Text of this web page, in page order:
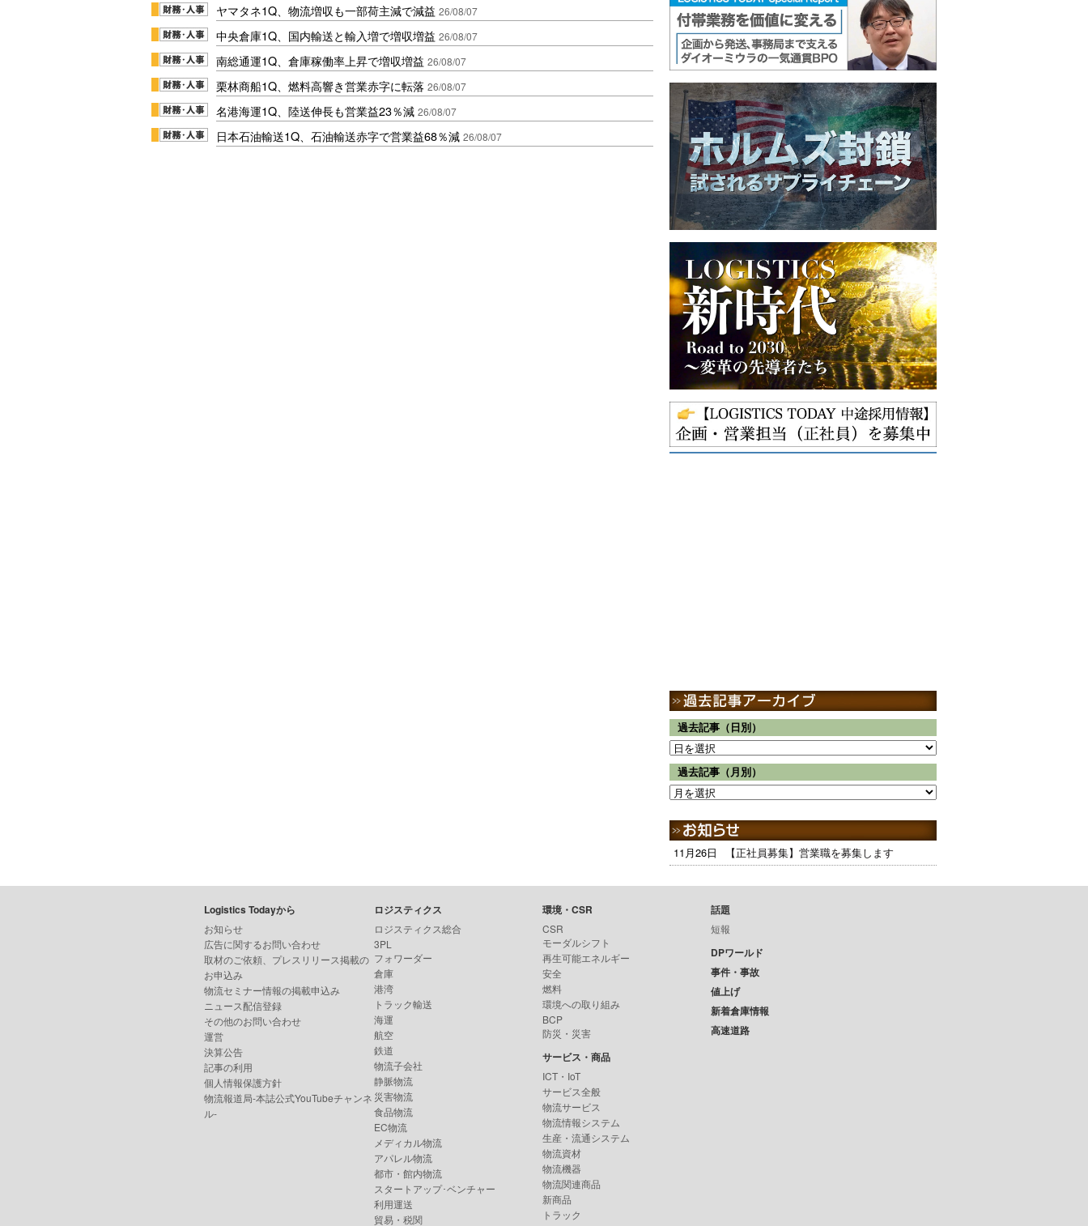
ヤマタネ1Q、物流増収も一部荷主減で減益 26/08/07
中央倉庫1Q、国内輸送と輸入増で増収増益 26/08/07
南総通運1Q、倉庫稼働率上昇で増収増益 26/08/07
栗林商船1Q、燃料高響き営業赤字に転落 26/08/07
名港海運1Q、陸送伸長も営業益23％減 26/08/07
日本石油輸送1Q、石油輸送赤字で営業益68％減 26/08/07
過去記事（日別）
過去記事（月別）
11月26日 【正社員募集】営業職を募集します
Logistics Todayから
お知らせ
広告に関するお問い合わせ
取材のご依頼、プレスリリース掲載の
お申込み
物流セミナー情報の掲載申込み
ニュース配信登録
その他のお問い合わせ
運営
決算公告
記事の利用
個人情報保護方針
物流報道局-本誌公式YouTubeチャンネ
ル-
ロジスティクス
ロジスティクス総合
3PL
フォワーダー
倉庫
港湾
トラック輸送
海運
航空
鉄道
物流子会社
静脈物流
災害物流
食品物流
EC物流
メディカル物流
アパレル物流
都市・館内物流
スタートアップ･ベンチャー
利用運送
貿易・税関
環境・CSR
CSR
モーダルシフト
再生可能エネルギー
安全
燃料
環境への取り組み
BCP
防災・災害
サービス・商品
ICT・IoT
サービス全般
物流サービス
物流情報システム
生産・流通システム
物流資材
物流機器
物流関連商品
新商品
トラック
話題
短報
DPワールド
事件・事故
値上げ
新着倉庫情報
高速道路